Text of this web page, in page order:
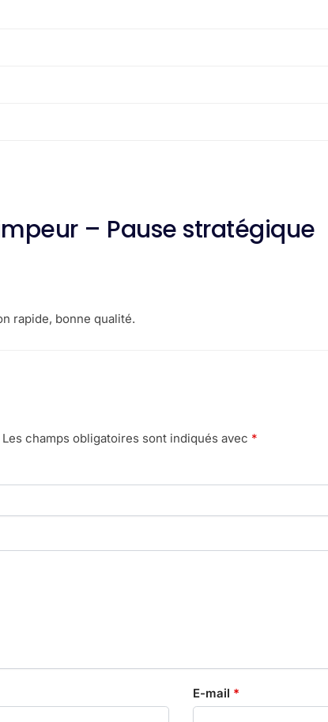
– Pause stratégique
rapide, bonne qualité.
Les champs obligatoires sont indiqués avec *
E-mail *